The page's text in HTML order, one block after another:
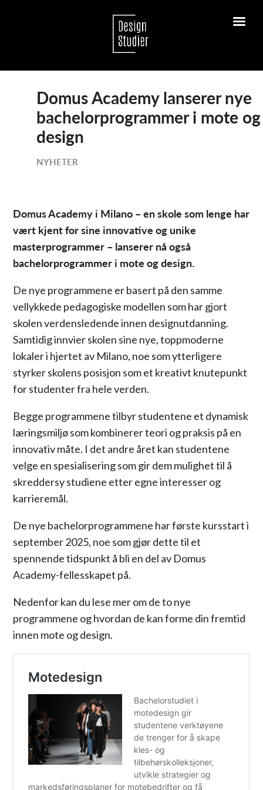
Domus Academy lanserer nye
bachelorprogrammer i mote og
design
NYHETER
Domus Academy i Milano – en skole som lenge har
vært kjent for sine innovative og unike
masterprogrammer – lanserer nå også
bachelorprogrammer i mote og design.
De nye programmene er basert på den samme
vellykkede pedagogiske modellen som har gjort
skolen verdensledende innen designutdanning.
Samtidig innvier skolen sine nye, toppmoderne
lokaler i hjertet av Milano, noe som ytterligere
styrker skolens posisjon som et kreativt knutepunkt
for studenter fra hele verden.
Begge programmene tilbyr studentene et dynamisk
læringsmiljø som kombinerer teori og praksis på en
innovativ måte. I det andre året kan studentene
velge en spesialisering som gir dem mulighet til å
skreddersy studiene etter egne interesser og
karrieremål.
De nye bachelorprogrammene har første kursstart i
september 2025, noe som gjør dette til et
spennende tidspunkt å bli en del av Domus
Academy-fellesskapet på.
Nedenfor kan du lese mer om de to nye
programmene og hvordan de kan forme din fremtid
innen mote og design.